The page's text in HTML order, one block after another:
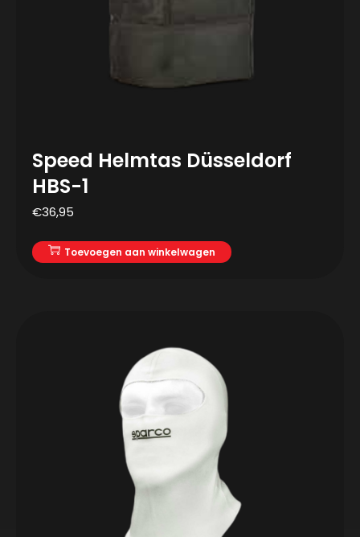
Speed Helmtas Düsseldorf
HBS-1
€36,95
Toevoegen aan winkelwagen